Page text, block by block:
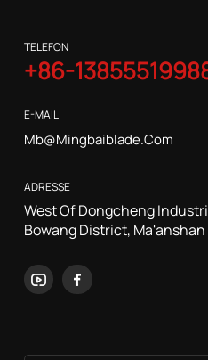
TELEFON
+86-
E-MAIL
Mb@mingbaiblade.com
ADRESSE
West Of Dongcheng
Bowang District, Ma'anshan